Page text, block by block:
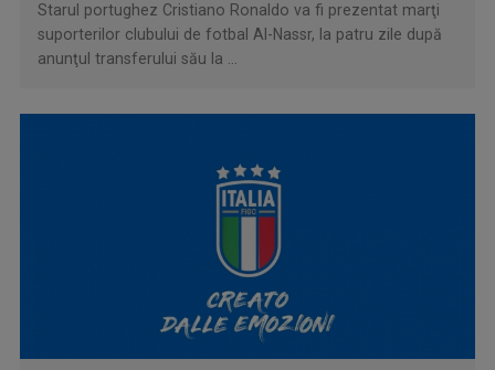
Starul portughez Cristiano Ronaldo va fi prezentat marţi
suporterilor clubului de fotbal Al-Nassr, la patru zile după
anunţul transferului său la ...